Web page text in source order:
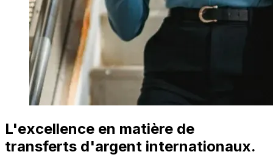
L'excellence en matière de
transferts d'argent internationaux.